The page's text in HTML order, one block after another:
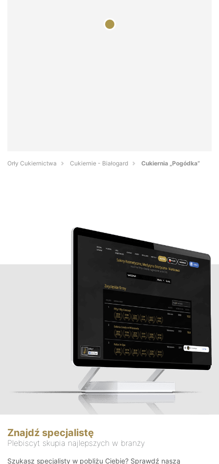
Orły Cukiernictwa Cukiernie - Białogard Cukiernia „Pogódka”
Znajdź specjalistę
Plebiscyt skupia najlepszych w branży
Szukasz specjalisty w pobliżu Ciebie? Sprawdź naszą